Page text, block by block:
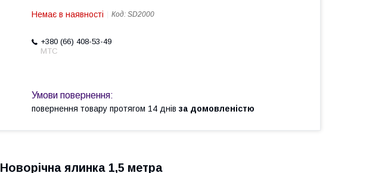
Немає в наявності Код: SD2000
+380 (66) 408-53-49
МТС
повернення товару протягом 14 днів за домовленістю
Новорічна ялинка 1,5 метра